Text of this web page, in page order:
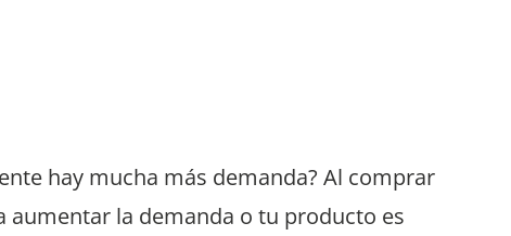
hay mucha más demanda? Al comprar
aumentar la demanda o tu producto es